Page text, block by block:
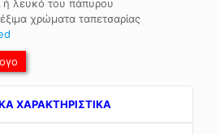
ή λευκό του πάπυρου
χρώματα ταπετσαρίας
ΧΑΡΑΚΤΗΡΙΣΤΙΚΑ